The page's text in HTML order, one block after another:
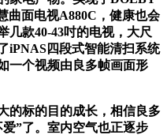
面电视A880C，健康也会
几款40-43吋的电视，大尺
iPNAS四段式智能清扫系统
一个视频由良多帧画面形
标的目的成长，相信良多
”了。室内空气也正逐步